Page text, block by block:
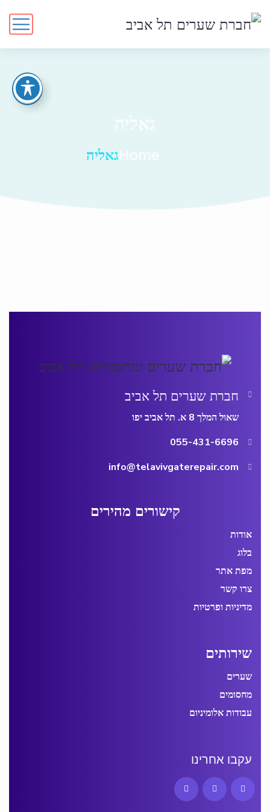
גאליה
Homeגאליה
חברת שערים תל אביב
שאול המלך 8 א. תל אביב יפו
055-431-6696
info@telavivgaterepair.com
קישורים מהירים
אודות
בלוג
מפת אתר
צרו קשר
מדיניות ופרטיות
שירותים
שערים
מחסומים
עבודות אלומיניום
עקבו אחרינו